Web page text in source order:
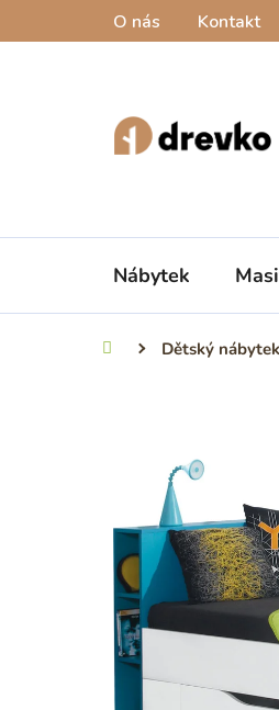
O nás Kontakt
Nábytek
Domů Dětský nábytek